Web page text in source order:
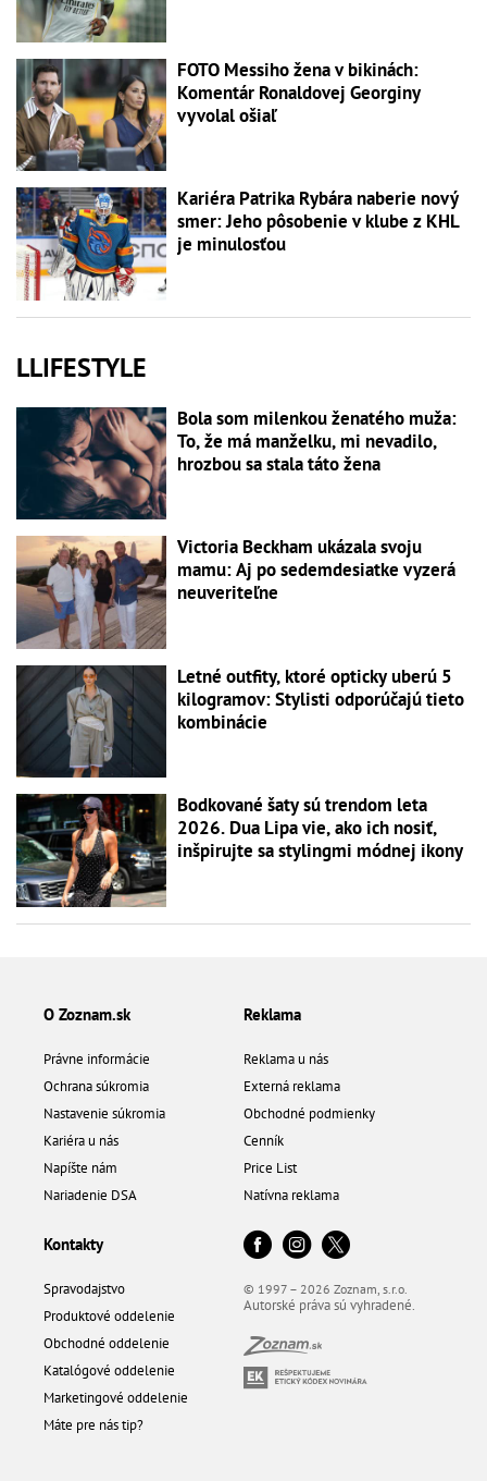
FOTO Messiho žena v bikinách:
Komentár Ronaldovej Georginy
vyvolal ošiaľ
Kariéra Patrika Rybára naberie nový
smer: Jeho pôsobenie v klube z KHL
je minulosťou
LLIFESTYLE
Bola som milenkou ženatého muža:
To, že má manželku, mi nevadilo,
hrozbou sa stala táto žena
Victoria Beckham ukázala svoju
mamu: Aj po sedemdesiatke vyzerá
neuveriteľne
Letné outfity, ktoré opticky uberú 5
kilogramov: Stylisti odporúčajú tieto
kombinácie
Bodkované šaty sú trendom leta
2026. Dua Lipa vie, ako ich nosiť,
inšpirujte sa stylingmi módnej ikony
O Zoznam.sk
Právne informácie
Ochrana súkromia
Nastavenie súkromia
Kariéra u nás
Napíšte nám
Nariadenie DSA
Reklama
Reklama u nás
Externá reklama
Obchodné podmienky
Cenník
Price List
Natívna reklama
Kontakty
Spravodajstvo
Produktové oddelenie
Obchodné oddelenie
Katalógové oddelenie
Marketingové oddelenie
Máte pre nás tip?
© 1997 – 2026 Zoznam, s.r.o.
Autorské práva sú vyhradené.